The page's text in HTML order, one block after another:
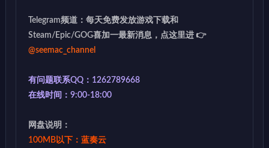
Telegram频道：每天免费发放游戏下载和
Steam/Epic/GOG喜加一最新消息，点这里进 👉
@seemac_channel
有问题联系QQ：1262789668
在线时间：9:00-18:00
网盘说明：
100MB以下：蓝奏云